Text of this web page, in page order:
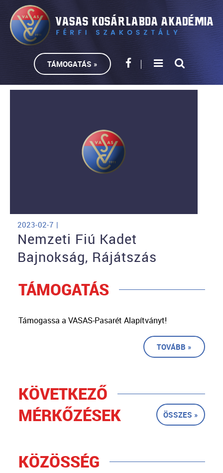
TÁMOGATÁS »
2023-02-7 |
Nemzeti Fiú Kadet
Bajnokság, Rájátszás
TÁMOGATÁS
Támogassa a VASAS-Pasarét Alapítványt!
TOVÁBB »
KÖVETKEZŐ
MÉRKŐZÉSEK
ÖSSZES »
KÖZÖSSÉG